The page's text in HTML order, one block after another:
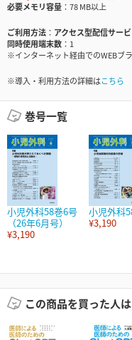
必要メモリ容量
78 MB以上
ご利用方法
アクセス型配信サービ
同時使用端末数
1
※インターネット経由でのWEBブ
※導入・利用方法の詳細はこちら
巻号一覧
小児外科58巻6号
（26年6月号）
¥3,190
小児外科
¥3,190
この商品を買った人